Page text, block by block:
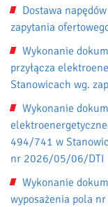
Dostawa
zapytania
Wykonanie
przyłącza
Stanowicach wg.
Wykonanie
494/741 w
nr 2026/05/06/DTI
Wykonanie
wyposażenia pola